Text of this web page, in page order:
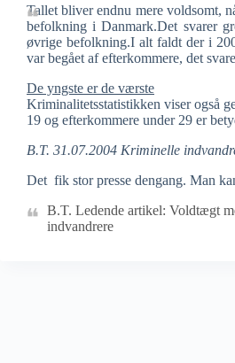
Tallet bliver endnu mere voldsomt,
befolkning i Danmark.Det svarer
øvrige befolkning.I alt faldt der i
var begået af efterkommere, det
De yngste er de værste
Kriminalitetsstatistikken viser også
19 og efterkommere under 29 er
B.T. 31.07.2004 Kriminelle
Det fik stor presse dengang. Man
B.T. Ledende artikel: Voldtægt
indvandrere